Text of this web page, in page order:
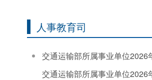
人事教育司
交通运输部所属事业单位2026
交通运输部所属事业单位